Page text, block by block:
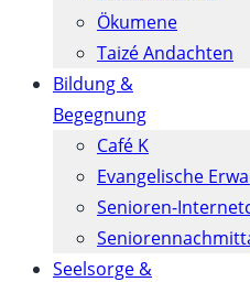
Ökumene
Taizé Andachten
Bildung &
Begegnung
Café K
Evangelische
Senioren-
Seelsorge &